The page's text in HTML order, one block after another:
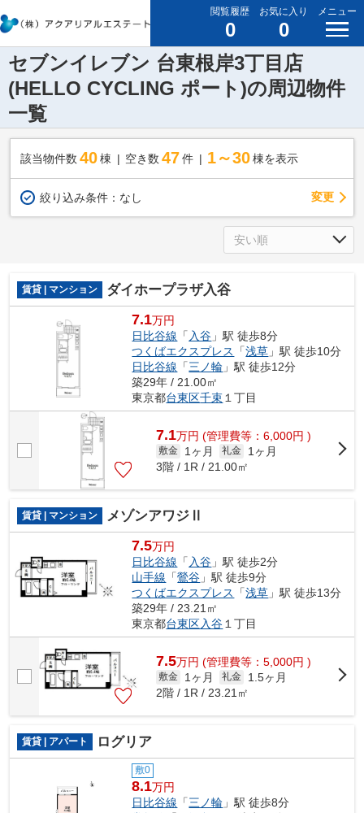
閲覧履歴
0
お気に入り
0
メニュー
セブンイレブン 台東根岸3丁目店
(HELLO CYCLING ポート)の周辺物件
一覧
該当物件数 40棟 空き数 47 件 1～30 棟を表示
絞り込み条件： なし 変更
賃貸 | マンション ダイホープラザ入谷
7.1万円
日比谷線 「 入谷 」駅 徒歩8分
つくばエクスプレス
「浅草 」駅 徒歩10分
日比谷線 「三ノ輪 」駅 徒歩12分
築29年 / 21.00㎡
東京都台東区千束 １丁目
7.1万円 (管理費等：6,000円 )
敷金 1ヶ月 礼金
1ヶ月
3階 / 1R / 21.00㎡
賃貸 | マンション メゾンアワジⅡ
7.5万円
日比谷線 「 入谷 」駅 徒歩2分
山手線 「鶯谷 」駅 徒歩9分
つくばエクスプレス
「浅草 」駅 徒歩13分
築29年 / 23.21㎡
東京都台東区入谷 １丁目
7.5万円 (管理費等：5,000円 )
敷金 1ヶ月 礼金
1.5ヶ月
2階 / 1R / 23.21㎡
賃貸 | アパート ログリア
敷0
8.1万円
日比谷線 「三ノ輪 」駅 徒歩8分